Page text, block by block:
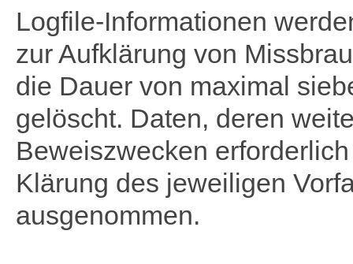
Logfile-Informationen
zur Aufklärung von
die Dauer von maximal
gelöscht. Daten, deren
Beweiszwecken
Klärung des jeweiligen
ausgenommen.